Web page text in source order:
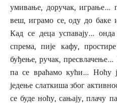
умивање, доручак, играње…
веш, играмо се, оду до баке
Кад се деца успавају…
спрема, пије кафу,
буђење, ручак,
па се враћамо кући… Ноћу
једење слаткиша због
се буде ноћу, сањају, плачу